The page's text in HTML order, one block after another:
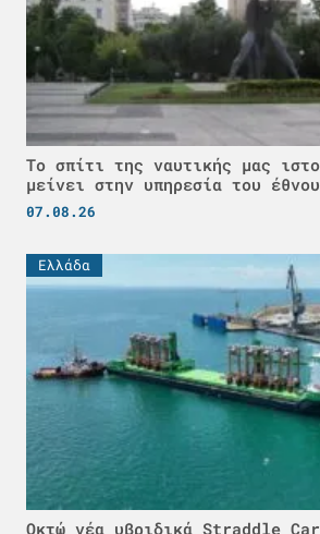
Το σπίτι της ναυτικής μας
μείνει στην υπηρεσία του
07.08.26
Ελλάδα
Οκτώ νέα υβριδικά Straddle